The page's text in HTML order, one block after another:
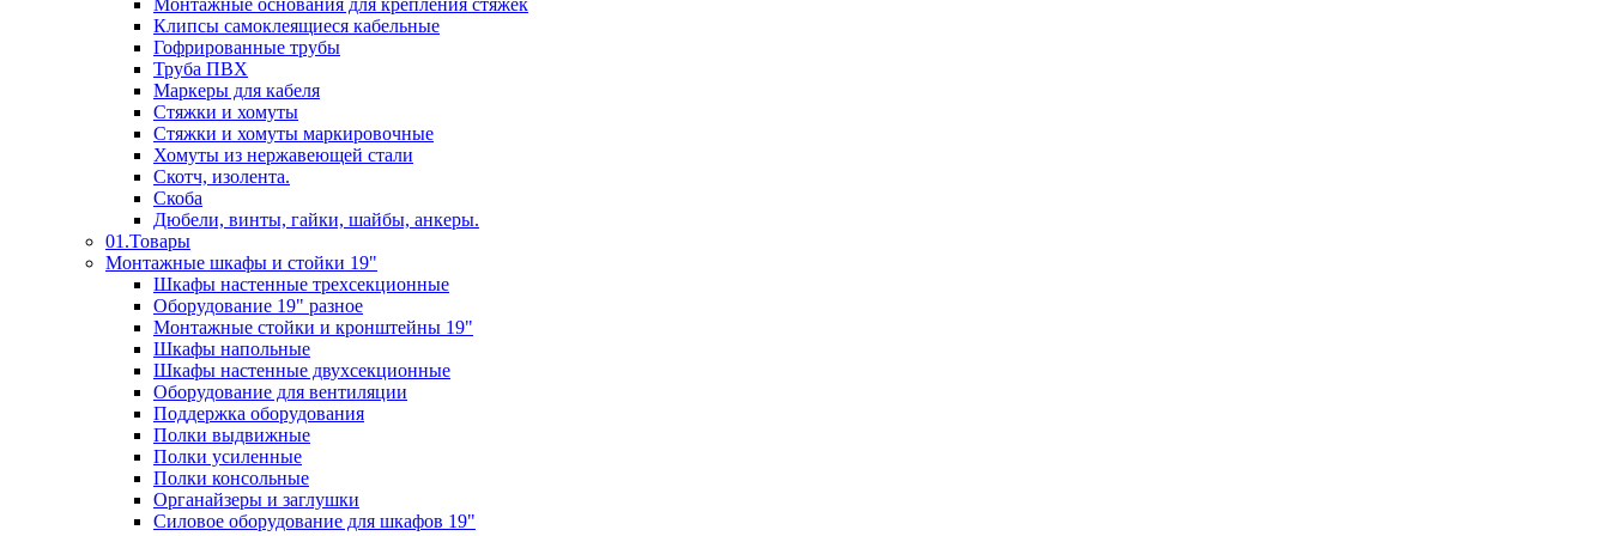
Монтажные основания для крепления стяжек
Клипсы самоклеящиеся кабельные
Гофрированные трубы
Труба ПВХ
Маркеры для кабеля
Стяжки и хомуты
Стяжки и хомуты маркировочные
Хомуты из нержавеющей стали
Скотч, изолента.
Скоба
Дюбели, винты, гайки, шайбы, анкеры.
01.Товары
Монтажные шкафы и стойки 19"
Шкафы настенные трехсекционные
Оборудование 19" разное
Монтажные стойки и кронштейны 19"
Шкафы напольные
Шкафы настенные двухсекционные
Оборудование для вентиляции
Поддержка оборудования
Полки выдвижные
Полки усиленные
Полки консольные
Органайзеры и заглушки
Силовое оборудование для шкафов 19"